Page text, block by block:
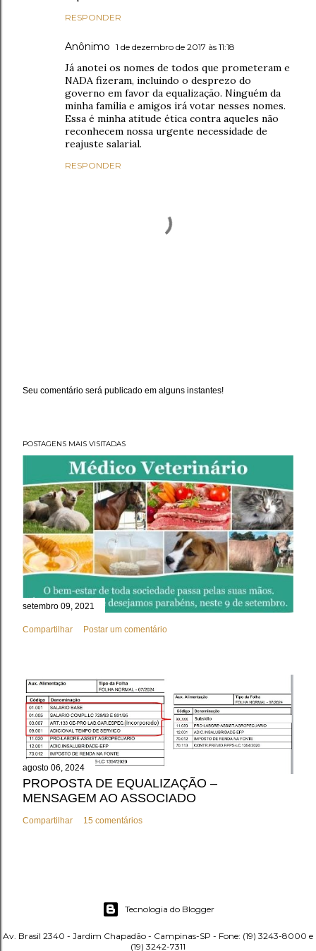
RESPONDER
Anônimo 1 de dezembro de 2017 às 11:18
Já anotei os nomes de todos que prometeram e
NADA fizeram, incluindo o desprezo do
governo em favor da equalização. Ninguém da
minha família e amigos irá votar nesses nomes.
Essa é minha atitude ética contra aqueles não
reconhecem nossa urgente necessidade de
reajuste salarial.
RESPONDER
a
o
m
e
n
t
á
r
i
o
Seu comentário será publicado em alguns instantes!
POSTAGENS MAIS VISITADAS
setembro 09, 2021
Compartilhar Postar um comentário
agosto 06, 2024
PROPOSTA DE EQUALIZAÇÃO –
MENSAGEM AO ASSOCIADO
Compartilhar 15 comentários
Tecnologia do Blogger
Av. Brasil 2340 - Jardim Chapadão - Campinas-SP - Fone: (19) 3243-8000 e
(19) 3242-7311